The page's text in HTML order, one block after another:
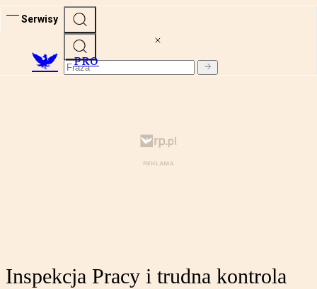
Serwisy
PRO
Inspekcja Pracy i trudna kontrola